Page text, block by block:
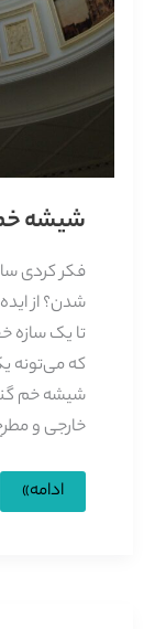
شیشه
فکر کردی
شدن؟ از
تا یک سازه
که می‌تونه
شیشه خم
خارجی و
شیشه
خم
ادامه»